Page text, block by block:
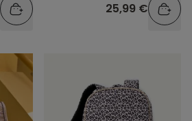
25,99 €